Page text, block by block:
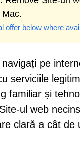
offer below where
pe
serviciile
familiar și
ul web
clară a cât